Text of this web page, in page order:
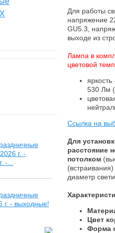
г. -
-...
г. - выходные!
Для работы
напряжение
GU5.3,
выходе из
Лампа в
цветовой
530 Лм
Ссылка на
Для
расстояние
потолком
диаметр
Цвет
Форма